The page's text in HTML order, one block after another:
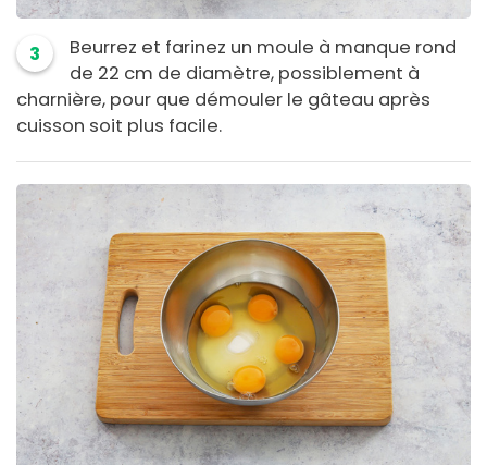
3
Beurrez et farinez un moule à manque rond
de 22 cm de diamètre, possiblement à
charnière, pour que démouler le gâteau après
cuisson soit plus facile.